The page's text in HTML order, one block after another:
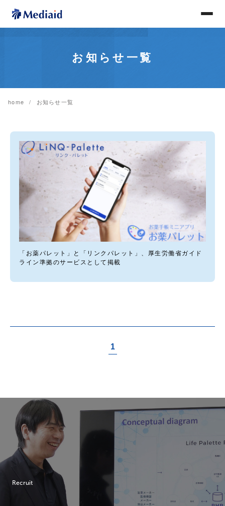
お知らせ一覧
home お知らせ一覧
「お薬パレット」と「リンクパレット」、厚生労働省ガイド
ライン準拠のサービスとして掲載
1
Recruit